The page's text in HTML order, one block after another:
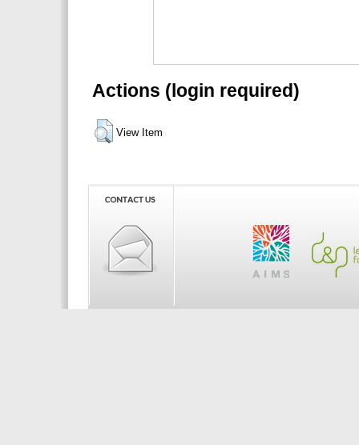
Actions (login required)
View Item